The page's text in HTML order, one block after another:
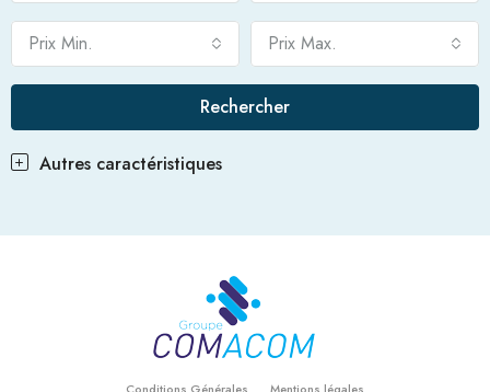
Prix Min. Prix Max.
Rechercher
Autres caractéristiques